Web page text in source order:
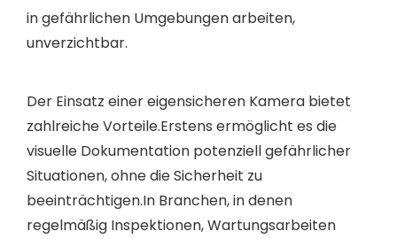
in gefährlichen Umgebungen arbeiten,
unverzichtbar.
Der Einsatz einer eigensicheren Kamera bietet
zahlreiche Vorteile.Erstens ermöglicht es die
visuelle Dokumentation potenziell gefährlicher
Situationen, ohne die Sicherheit zu
beeinträchtigen.In Branchen, in denen
regelmäßig Inspektionen, Wartungsarbeiten